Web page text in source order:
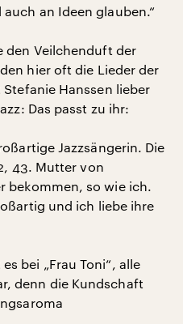
an Ideen glauben.“
den Veilchenduft der
hier oft die Lieder der
Hanssen lieber
Das passt zu ihr:
Jazzsängerin. Die
43. Mutter von
bekommen, so wie ich.
und ich liebe ihre
bei „Frau Toni“, alle
denn die Kundschaft